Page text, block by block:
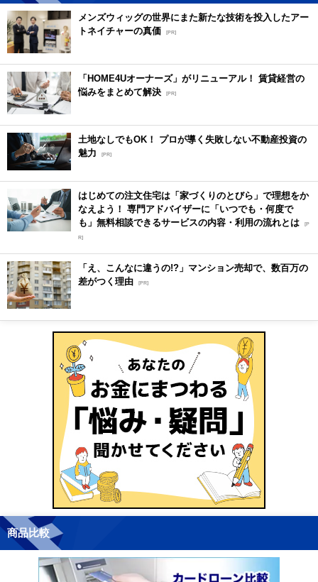
メンズウィッグの世界にまた新たな技術を投入したアー
トネイチャーの真価 [PR]
「HOME4Uオーナーズ」がリニューアル！ 賃貸経営の
悩みをまとめて解決 [PR]
土地なしでもOK！ プロが導く失敗しない不動産投資の
魅力
[PR]
はじめての注文住宅は「家づくりのとびら」で理想をか
なえよう！ 専門アドバイザーに「いつでも・何度で
も」無料相談できるサービスの内容・利用の流れとは [P
R]
「え、こんなに違うの!?」マンション売却で、数百万の
差がつく理由 [PR]
商品比較